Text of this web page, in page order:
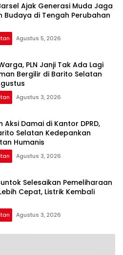
Ajak Generasi Muda Jaga
Budaya di Tengah Perubahan
Agustus 5, 2026
PLN Janji Tak Ada Lagi
Bergilir di Barito Selatan
Agustus 3, 2026
Aksi Damai di Kantor DPRD,
Selatan Kedepankan
Humanis
Agustus 3, 2026
Buntok Selesaikan Pemeliharaan
Cepat, Listrik Kembali
Agustus 3, 2026